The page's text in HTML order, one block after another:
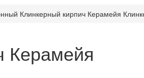
Клинкерный кирпич Керамейя
Керамейя